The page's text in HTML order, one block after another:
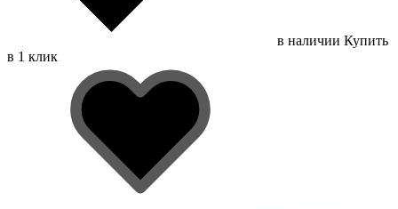
в наличии Купить
в 1 клик